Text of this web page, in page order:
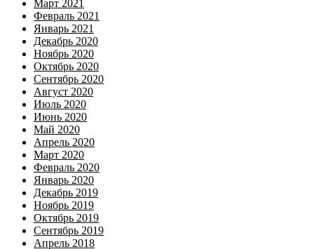
Март 2021
Февраль 2021
Январь 2021
Декабрь 2020
Ноябрь 2020
Октябрь 2020
Сентябрь 2020
Август 2020
Июль 2020
Июнь 2020
Май 2020
Апрель 2020
Март 2020
Февраль 2020
Январь 2020
Декабрь 2019
Ноябрь 2019
Октябрь 2019
Сентябрь 2019
Апрель 2018